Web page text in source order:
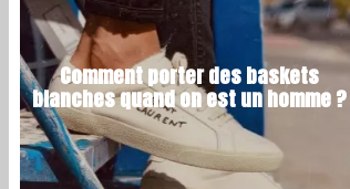
Comment porter des baskets
blanches quand on est un homme ?